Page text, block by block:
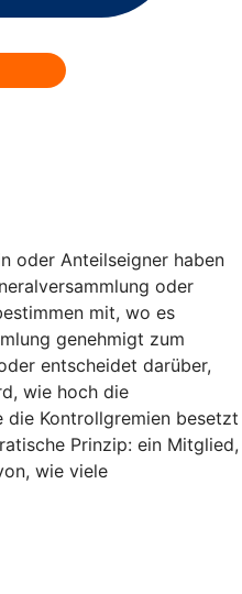
oder Anteilseigner haben
oder
mit, wo es
genehmigt zum
entscheidet darüber,
wie hoch die
die Kontrollgremien besetzt
Prinzip: ein Mitglied,
wie viele